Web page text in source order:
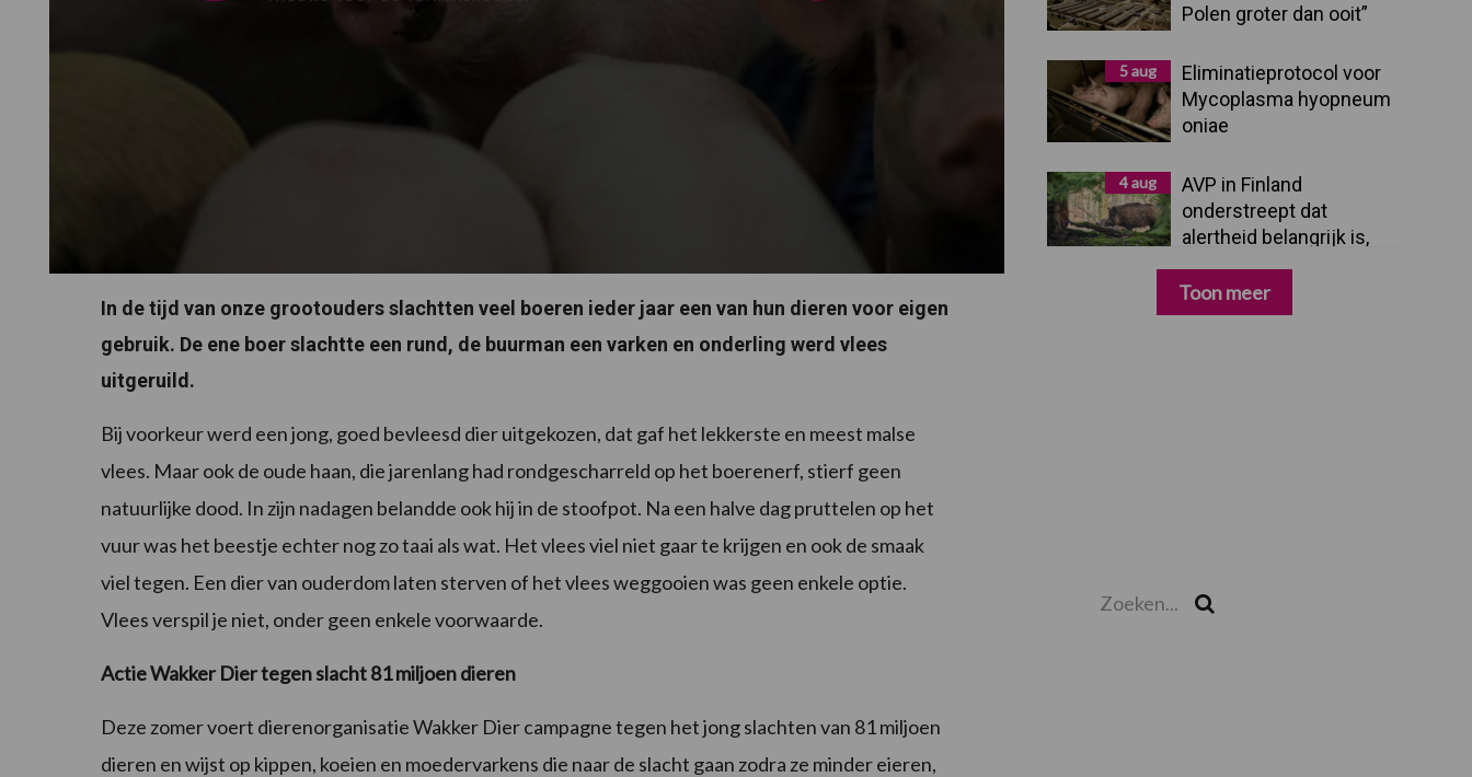
In de tijd van onze grootouders slachtten veel boeren ieder jaar een van hun dieren voor eigen
gebruik. De ene boer slachtte een rund, de buurman een varken en onderling werd vlees
uitgeruild.
Bij voorkeur werd een jong, goed bevleesd dier uitgekozen, dat gaf het lekkerste en meest malse
vlees. Maar ook de oude haan, die jarenlang had rondgescharreld op het boerenerf, stierf geen
natuurlijke dood. In zijn nadagen belandde ook hij in de stoofpot. Na een halve dag pruttelen op het
vuur was het beestje echter nog zo taai als wat. Het vlees viel niet gaar te krijgen en ook de smaak
viel tegen. Een dier van ouderdom laten sterven of het vlees weggooien was geen enkele optie.
Vlees verspil je niet, onder geen enkele voorwaarde.
Actie Wakker Dier tegen slacht 81 miljoen dieren
Deze zomer voert dierenorganisatie Wakker Dier campagne tegen het jong slachten van 81 miljoen
dieren en wijst op kippen, koeien en moedervarkens die naar de slacht gaan zodra ze minder eieren,
Polen groter dan ooit”
5 aug
Eliminatieprotocol voor
Mycoplasma hyopneum
oniae
4 aug
AVP in Finland
onderstreept dat
alertheid belangrijk is,
Toon meer